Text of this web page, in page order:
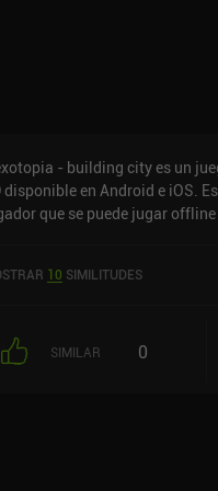
- building city es un
disponible en Android e iOS.
que se puede jugar
valoración actual de 3,2 sobre
10 SIMILITUDES
SIMILAR 0